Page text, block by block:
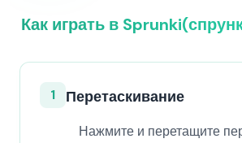
Как играть в
1 Перетаскивание
Нажмите и перетащите